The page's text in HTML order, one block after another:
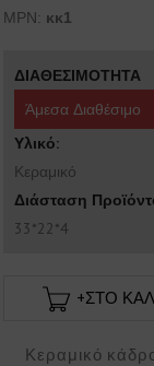
MPN: κκ1
ΔΙΑΘΕΣΙΜΟΤΗΤΑ
Άμεσα Διαθέσιμο
Υλικό:
Κεραμικό
Διάσταση
33*22*4
+ΣΤΟ
Κεραμικό